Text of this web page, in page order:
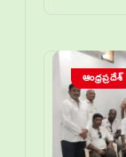
ఆంధ్రప్రదేశ్